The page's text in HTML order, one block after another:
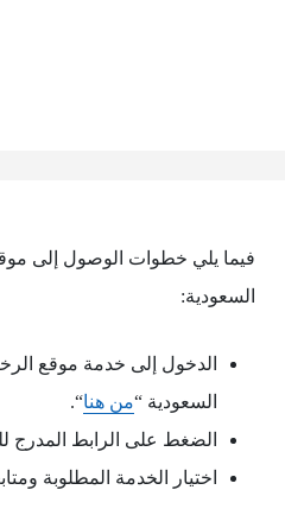
فيما يلي خطوات الوصول إلى
السعودية:
الدخول إلى خدمة موقع
السعودية “من هنا“.
الضغط على الرابط المدرج
اختيار الخدمة المطلوبة